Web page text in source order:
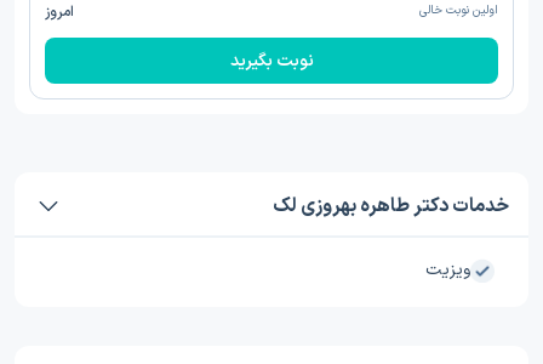
اولین نوبت خالی امروز
نوبت بگیرید
خدمات دکتر طاهره بهروزی لک
ویزیت